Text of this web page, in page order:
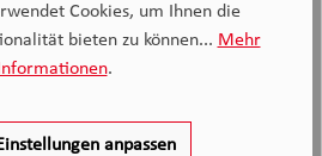
cm
Sofort verfügbar
-€ Verkaufspreis:
159,-€
Cookies, um Ihnen die
bieten zu können... Mehr
Informationen.
anpassen